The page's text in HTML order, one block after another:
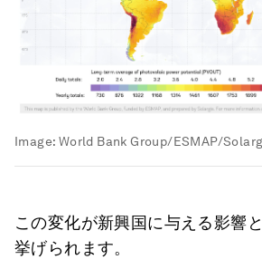
Image: World Bank Group/ESMAP/
この変化が新興国に与える影響
挙げられます。